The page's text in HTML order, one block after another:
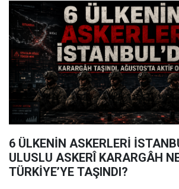
6 ÜLKENİN ASKERLERİ
ULUSLU ASKERÎ KARARGÂH
TÜRKİYE’YE TAŞINDI?